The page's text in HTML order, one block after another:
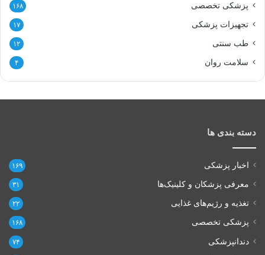
پزشکی تخصصی ۱۶۸
تجهیزات پزشکی ۱۷
طب سنتی ۱۲
سلامت روان ۴
دسته بندی ها
اخبار پزشکی ۱۶۹
معرفی پزشکان و کلینیک‌ها ۳۱
تغذیه و رژیم‌های غذایی ۲۲
پزشکی تخصصی ۱۶۸
دندانپزشکی ۷۴